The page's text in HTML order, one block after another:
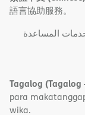
語言協助服務。
اﻟﻤﺴﺎﻋﺪة
Tagalog (Tagalog
para
wika.